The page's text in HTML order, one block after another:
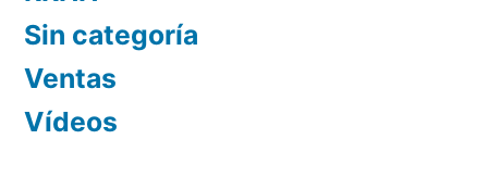
Sin categoría
Ventas
Vídeos